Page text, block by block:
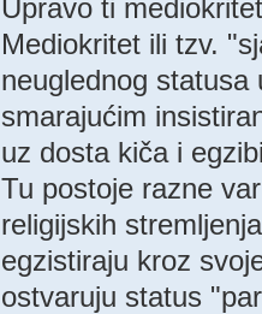
Upravo ti
Mediokritet ili tzv.
neuglednog statusa
smarajućim
uz dosta kiča i
Tu postoje razne
religijskih
egzistiraju kroz
ostvaruju status